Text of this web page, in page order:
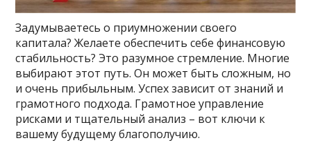
Задумываетесь о приумножении своего
капитала? Желаете обеспечить себе финансовую
стабильность? Это разумное стремление. Многие
выбирают этот путь. Он может быть сложным, но
и очень прибыльным. Успех зависит от знаний и
грамотного подхода. Грамотное управление
рисками и тщательный анализ – вот ключи к
вашему будущему благополучию.